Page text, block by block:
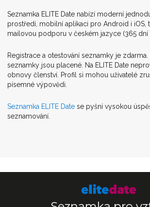
Seznamka ELITE Date nabízí moderní
prostředí, mobilní aplikaci pro Android i iOS,
mailovou podporu v českém jazyce (365 dní
Registrace a otestování seznamky je
seznamky jsou placené. Na ELITE Date
obnovy členství. Profil si mohou uživatelé
písemné výpovědi.
Seznamka ELITE Date se pyšní vysokou
seznamování.